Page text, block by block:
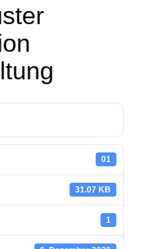
01
31.07 KB
1